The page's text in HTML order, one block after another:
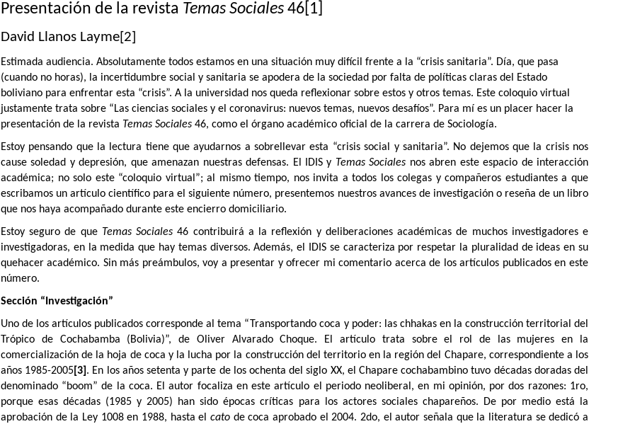
Presentación de la revista Temas Sociales46[1]
David Llanos Layme[2]
Estimada audiencia. Absolutamente todos estamos en una situación muy difícil frente a la “crisis sanitaria”. Día, que pasa
(cuando no horas), la incertidumbre social y sanitaria se apodera de la sociedad por falta de políticas claras del Estado
boliviano para enfrentar esta “crisis”. A la universidad nos queda reflexionar sobre estos y otros temas. Este coloquio virtual
justamente trata sobre “Las ciencias sociales y el coronavirus: nuevos temas, nuevos desafíos”. Para mí es un placer hacer la
presentación de la revista Temas Sociales46, como el órgano académico oficial de la carrera de Sociología.
Estoy pensando que la lectura tiene que ayudarnos a sobrellevar esta “crisis social y sanitaria”. No dejemos que la crisis nos
cause soledad y depresión, que amenazan nuestras defensas. El IDIS y Temas Sociales nos abren este espacio de interacción
académica; no solo este “coloquio virtual”; al mismo tiempo, nos invita a todos los colegas y compañeros estudiantes a que
escribamos un artículo científico para el siguiente número, presentemos nuestros avances de investigación o reseña de un libro
que nos haya acompañado durante este encierro domiciliario.
Estoy seguro de que Temas Sociales 46 contribuirá a la reflexión y deliberaciones académicas de muchos investigadores e
investigadoras, en la medida que hay temas diversos. Además, el IDIS se caracteriza por respetar la pluralidad de ideas en su
quehacer académico. Sin más preámbulos, voy a presentar y ofrecer mi comentario acerca de los artículos publicados en este
número.
Sección “Investigación”
Uno de los artículos publicados corresponde al tema “Transportando coca y poder: las chhakas en la construcción territorial del
Trópico de Cochabamba (Bolivia)”, de Oliver Alvarado Choque. El artículo trata sobre el rol de las mujeres en la
comercialización de la hoja de coca y la lucha por la construcción del territorio en la región del Chapare, correspondiente a los
años 1985-2005 [3] . En los años setenta y parte de los ochenta del siglo XX, el Chapare cochabambino tuvo décadas doradas del
denominado “boom” de la coca. El autor focaliza en este artículo el periodo neoliberal, en mi opinión, por dos razones: 1ro,
porque esas décadas (1985 y 2005) han sido épocas críticas para los actores sociales chapareños. De por medio está la
aprobación de la Ley 1008 en 1988, hasta el catode coca aprobado el 2004. 2do, el autor señala que la literatura se dedicó a